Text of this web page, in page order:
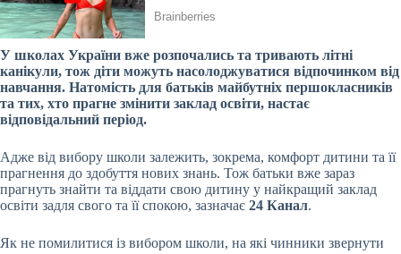
У школах України вже розпочались та тривають літні
канікули, тож діти можуть насолоджуватися відпочинком від
навчання. Натомість для батьків майбутніх першокласників
та тих, хто прагне змінити заклад освіти, настає
відповідальний період.
Адже від вибору школи залежить, зокрема, комфорт дитини та її
прагнення до здобуття нових знань. Тож батьки вже зараз
прагнуть знайти та віддати свою дитину у найкращий заклад
освіти задля свого та її спокою, зазначає 24 Канал.
Як не помилитися із вибором школи, на які чинники звернути